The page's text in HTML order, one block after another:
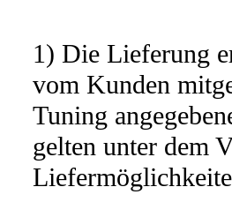
1) Die Lieferung
vom Kunden
Tuning
gelten unter dem